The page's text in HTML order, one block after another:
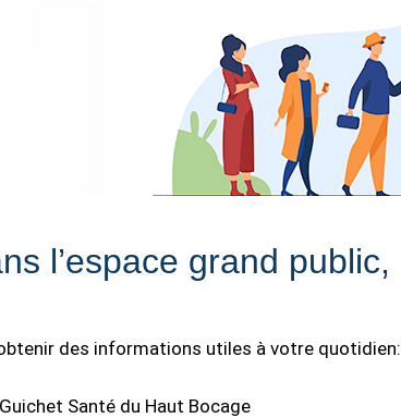
l’espace grand public,
des informations utiles à votre quotidien:
Santé du Haut Bocage